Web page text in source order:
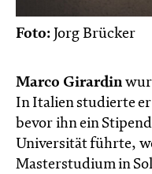
Foto: Jorg Brücker
Marco Girardin
In Italien studierte
bevor ihn ein
Universität führte,
Masterstudium in